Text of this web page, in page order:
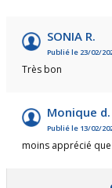
SONIA R.
Publié le 23/02/
Très bon
Monique d.
Publié le 13/02/
moins apprécié